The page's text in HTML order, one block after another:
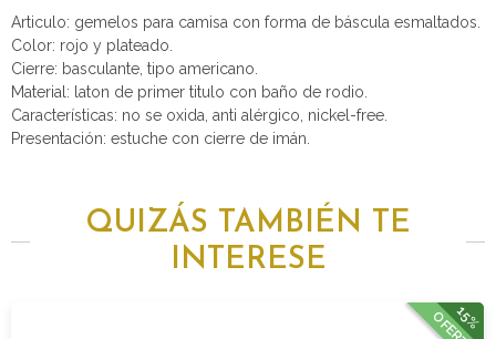
Articulo: gemelos para camisa con forma de báscula esmaltados.
Color: rojo y plateado.
Cierre: basculante, tipo americano.
Material: laton de primer titulo con baño de rodio.
Características: no se oxida, anti alérgico, nickel-free.
Presentación: estuche con cierre de imán.
QUIZÁS TAMBIÉN TE
INTERESE
15%